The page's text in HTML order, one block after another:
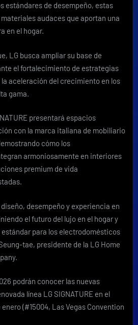
estándares de desempeño, estas
audaces que aportan una
en el hogar.
LG busca ampliar su base de
el fortalecimiento de estrategias
aceleración del crecimiento en los
gama.
presentará espacios
con la marca italiana de mobiliario
cómo los
armoniosamente en interiores
premium de vida
diseño, desempeño y experiencia en
el futuro del lujo en el hogar y
para los electrodomésticos
tae, presidente de la LG Home
podrán conocer las nuevas
línea LG SIGNATURE en el
enero (#15004, Las Vegas Convention